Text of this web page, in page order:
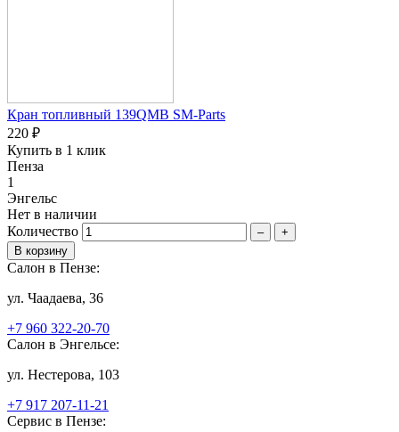
Кран топливный 139QMB SM-Parts
220 ₽
Купить в 1 клик
Пенза
1
Энгельс
Нет в наличии
Количество
– +
Салон в Пензе:
ул. Чаадаева, 36
+7 960 322-20-70
Салон в Энгельсе:
ул. Нестерова, 103
+7 917 207-11-21
Сервис в Пензе: